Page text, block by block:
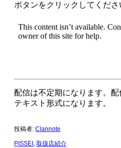
ボタンをクリックしてくださ
配信は不定期になります。
テキスト形式になります。
投稿者: Clannote
PISSEI , 取扱店紹介